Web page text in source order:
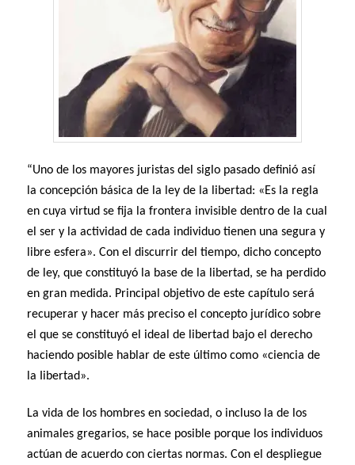
“Uno de los mayores juristas del siglo pasado definió así
la concepción básica de la ley de la libertad: «Es la regla
en cuya virtud se fija la frontera invisible dentro de la cual
el ser y la actividad de cada individuo tienen una segura y
libre esfera». Con el discurrir del tiempo, dicho concepto
de ley, que constituyó la base de la libertad, se ha perdido
en gran medida. Principal objetivo de este capítulo será
recuperar y hacer más preciso el concepto jurídico sobre
el que se constituyó el ideal de libertad bajo el derecho
haciendo posible hablar de este último como «ciencia de
la Iibertad».
La vida de los hombres en sociedad, o incluso la de los
animales gregarios, se hace posible porque los individuos
actúan de acuerdo con ciertas normas. Con el despliegue